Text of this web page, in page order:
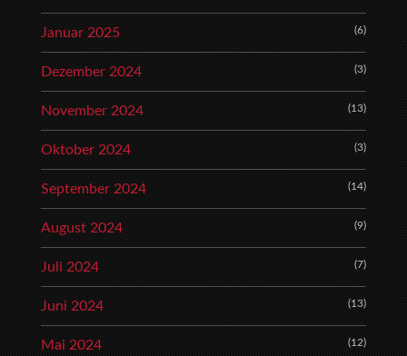
Januar 2025 (6)
Dezember 2024 (3)
November 2024 (13)
Oktober 2024 (3)
September 2024 (14)
August 2024 (9)
Juli 2024 (7)
Juni 2024 (13)
Mai 2024 (12)